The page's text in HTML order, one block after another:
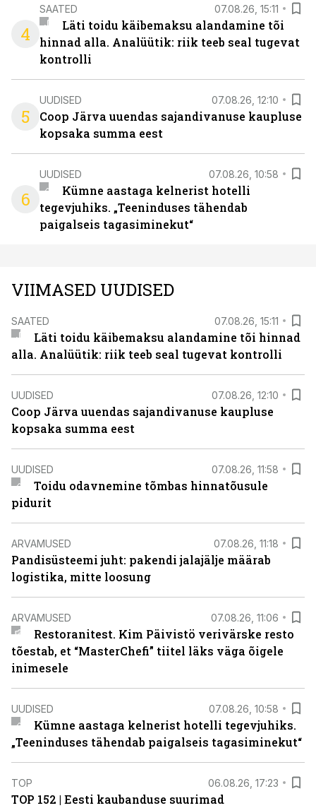
4
SAATED 07.08.26, 15:11
Läti toidu käibemaksu alandamine tõi
hinnad alla. Analüütik: riik teeb seal tugevat
kontrolli
5
UUDISED 07.08.26, 12:10
Coop Järva uuendas sajandivanuse kaupluse
kopsaka summa eest
6
UUDISED 07.08.26, 10:58
Kümne aastaga kelnerist hotelli
tegevjuhiks. „Teeninduses tähendab
paigalseis tagasiminekut“
VIIMASED UUDISED
SAATED 07.08.26, 15:11
Läti toidu käibemaksu alandamine tõi hinnad
alla. Analüütik: riik teeb seal tugevat kontrolli
UUDISED 07.08.26, 12:10
Coop Järva uuendas sajandivanuse kaupluse
kopsaka summa eest
UUDISED 07.08.26, 11:58
Toidu odavnemine tõmbas hinnatõusule
pidurit
ARVAMUSED 07.08.26, 11:18
Pandisüsteemi juht: pakendi jalajälje määrab
logistika, mitte loosung
ARVAMUSED 07.08.26, 11:06
Restoranitest. Kim Päivistö verivärske resto
tõestab, et “MasterChefi” tiitel läks väga õigele
inimesele
UUDISED 07.08.26, 10:58
Kümne aastaga kelnerist hotelli tegevjuhiks.
„Teeninduses tähendab paigalseis tagasiminekut“
TOP 06.08.26, 17:23
TOP 152 | Eesti kaubanduse suurimad